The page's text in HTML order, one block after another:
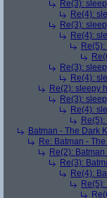
Re(3):
Re(4):
Re(3):
Re(4):
Re(3):
Re(4):
Re(2): sleepy
Re(3):
Re(4):
Batman - The Dark
Re: Batman -
Re(2):
Re(3):
Re(4):